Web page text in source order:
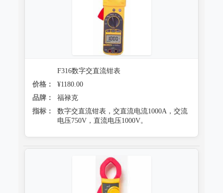
F316数字交直流钳表
价格：
¥1180.00
品牌：
福禄克
指标：
数字交直流钳表，交直流电流1000A，交流
电压750V，直流电压1000V。